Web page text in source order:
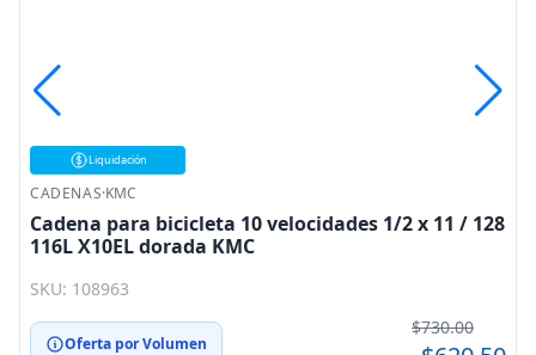
Liquidación
CADENAS·KMC
Cadena para bicicleta 10 velocidades 1/2 x 11 / 128
116L X10EL dorada KMC
SKU: 108963
Oferta por Volumen
$730.00